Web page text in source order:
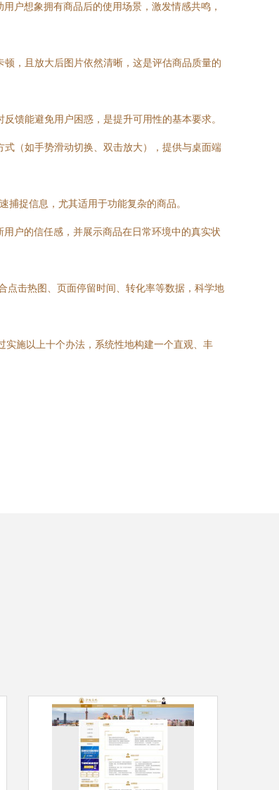
户想象拥有商品后的使用场景，激发情感共鸣，
，且放大后图片依然清晰，这是评估商品质量的
馈能避免用户困惑，是提升可用性的基本要求。
（如手势滑动切换、双击放大），提供与桌面端
捕捉信息，尤其适用于功能复杂的商品。
户的信任感，并展示商品在日常环境中的真实状
点击热图、页面停留时间、转化率等数据，科学地
实施以上十个办法，系统性地构建一个直观、丰